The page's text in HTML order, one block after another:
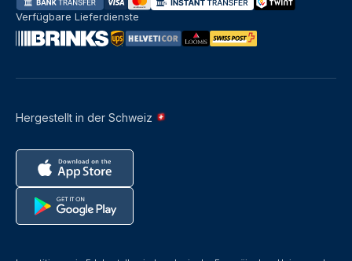
Hergestellt in der Schweiz
Verfügbare Lieferdienste